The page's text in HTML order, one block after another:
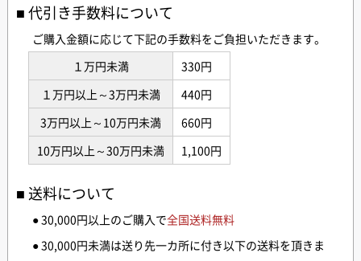
代引き手数料について
ご購入金額に応じて下記の手数料をご負担いただきます。
１万円未満
330円
１万円以上～3万円未満
440円
3万円以上～10万円未満
660円
10万円以上～30万円未満
1,100円
送料について
● 30,000円以上のご購入で全国送料無料
● 30,000円未満は送り先一カ所に付き以下の送料を頂きま